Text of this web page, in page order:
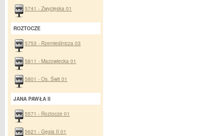
5741 - Zwycięska 01
ROZTOCZE
5753 - Rzemieślnicza 03
5811 - Mazowiecka 01
5801 - Os. Świt 01
JANA PAWŁA II
5571 - Roztocze 01
5621 - Gęsia II 01